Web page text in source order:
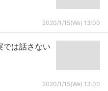
2020/1/15(We) 13:00
では話さない
2020/1/15(We) 13:00